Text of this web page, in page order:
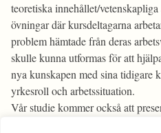
teoretiska innehållet/
övningar där kursdeltagarna
problem hämtade från deras
skulle kunna utformas för att
nya kunskapen med sina tidigare
yrkesroll och arbetssituation.
Vår studie kommer också att